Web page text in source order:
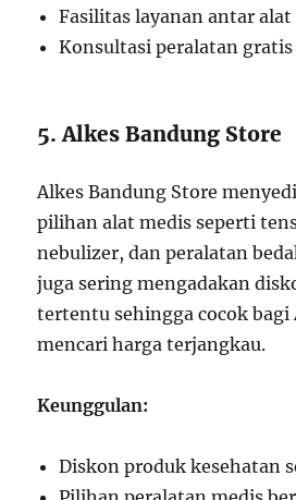
Fasilitas layanan antar
Konsultasi peralatan gratis
5. Alkes Bandung Store
Alkes Bandung Store
pilihan alat medis seperti
nebulizer, dan peralatan
juga sering mengadakan
tertentu sehingga cocok bagi
mencari harga terjangkau.
Keunggulan:
Diskon produk kesehatan